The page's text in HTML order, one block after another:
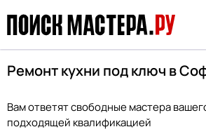
Ремонт кухни под ключ в
Вам ответят свободные мастера
подходящей квалификацией